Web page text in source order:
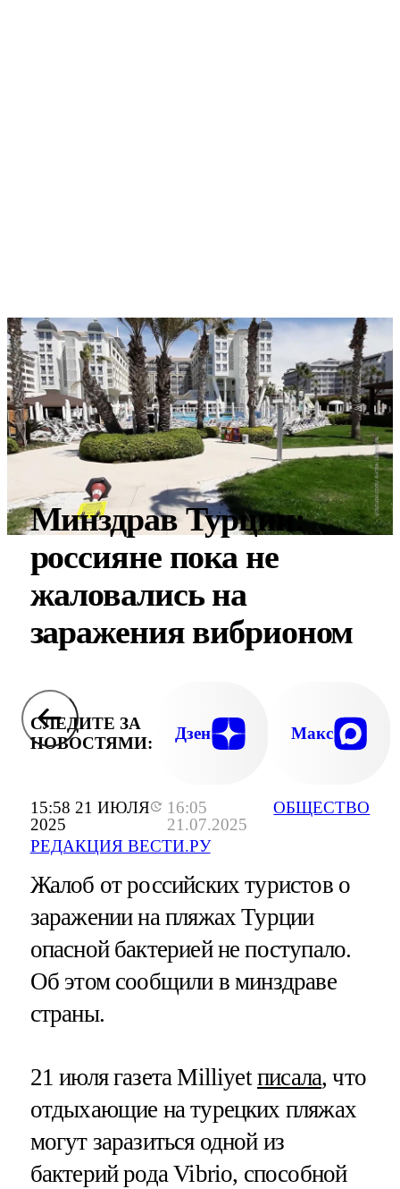
15:58 21 ИЮЛЯ
2025
16:05
21.07.2025
РЕДАКЦИЯ ВЕСТИ.РУ
ОБЩЕСТВО
Минздрав Турции:
россияне пока не
жаловались на
заражения вибрионом
СЛЕДИТЕ ЗА
НОВОСТЯМИ:
Дзен Макс
Жалоб от российских туристов о
заражении на пляжах Турции
опасной бактерией не поступало.
Об этом сообщили в минздраве
страны.
21 июля газета Milliyetписала, что
отдыхающие на турецких пляжах
могут заразиться одной из
бактерий рода Vibrio, способной